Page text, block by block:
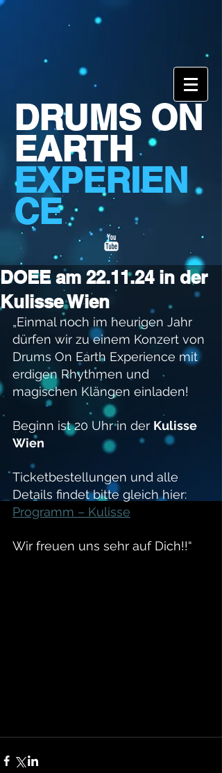
DRUMS ON
EARTH
EXPERIEN
CE
DOEE am 22.11.24 in der
Kulisse Wien
„Einmal noch im heurigen Jahr
dürfen wir zu einem Konzert von
Drums On Earth Experience mit
erdigen Rhythmen und
magischen Klängen einladen!
Beginn ist 20 Uhr in der Kulisse
Wien
Ticketbestellungen und alle
Details findet bitte gleich hier:
Programm – Kulisse
Wir freuen uns sehr auf Dich!!“